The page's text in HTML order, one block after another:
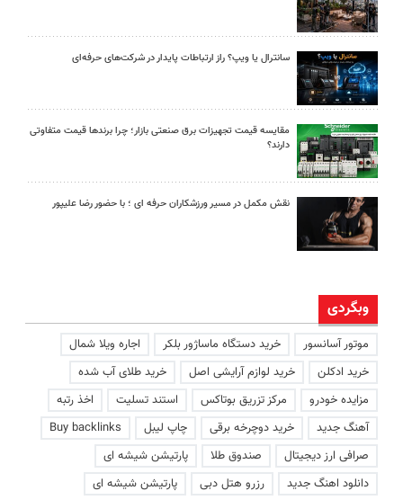
سانترال یا ویپ؟ راز ارتباطات پایدار در شرکت‌های حرفه‌ای
مقایسه قیمت تجهیزات برق صنعتی بازار؛ چرا برندها قیمت متفاوتی
دارند؟
نقش مکمل در مسیر ورزشکاران حرفه ای ؛ با حضور رضا علیپور
وبگردی
موتور آسانسور خرید دستگاه ماساژور بلکر
اجاره ویلا شمال
خرید ادکلن
خرید لوازم آرایشی اصل
خرید طلای آب شده
مزایده خودرو
مرکز تزریق بوتاکس استند تسلیت
اخذ رتبه
آهنگ جدید
خرید دوچرخه برقی چاپ لیبل
Buy backlinks
صرافی ارز دیجیتال
صندوق طلا
پارتیشن شیشه ای
دانلود اهنگ جدید
رزرو هتل دبی پارتیشن شیشه ای